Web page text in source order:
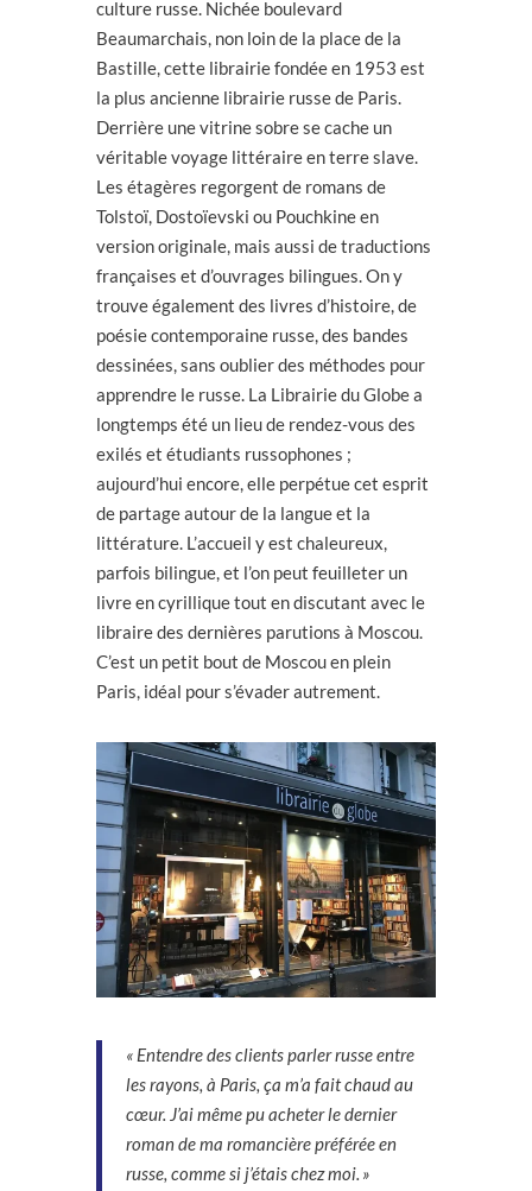
culture russe. Nichée boulevard
Beaumarchais, non loin de la place de la
Bastille, cette librairie fondée en 1953 est
la plus ancienne librairie russe de Paris.
Derrière une vitrine sobre se cache un
véritable voyage littéraire en terre slave.
Les étagères regorgent de romans de
Tolstoï, Dostoïevski ou Pouchkine en
version originale, mais aussi de traductions
françaises et d’ouvrages bilingues. On y
trouve également des livres d’histoire, de
poésie contemporaine russe, des bandes
dessinées, sans oublier des méthodes pour
apprendre le russe. La Librairie du Globe a
longtemps été un lieu de rendez-vous des
exilés et étudiants russophones ;
aujourd’hui encore, elle perpétue cet esprit
de partage autour de la langue et la
littérature. L’accueil y est chaleureux,
parfois bilingue, et l’on peut feuilleter un
livre en cyrillique tout en discutant avec le
libraire des dernières parutions à Moscou.
C’est un petit bout de Moscou en plein
Paris, idéal pour s’évader autrement.
« Entendre des clients parler russe entre
les rayons, à Paris, ça m’a fait chaud au
cœur. J’ai même pu acheter le dernier
roman de ma romancière préférée en
russe, comme si j’étais chez moi. »